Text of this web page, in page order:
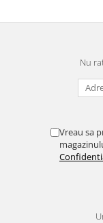
Nu
Vreau sa